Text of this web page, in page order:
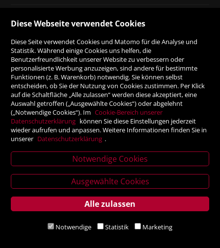
News
Service
ZAHLUNGSMÖGLICHKEITEN
Rechnung
Vorauskasse
SICHER ONLINE SHOPPEN!
6020 Innsbruck
Diese Webseite verwendet Cookies
Diese Seite verwendet Cookies und Matomo für die Analyse und
Statistik. Während einige Cookies uns helfen, die
Benutzerfreundlichkeit unserer Website zu verbessern oder
personalisierte Werbung anzuzeigen, sind andere für bestimmte
Funktionen (z. B. Warenkorb) notwendig. Sie können selbst
entscheiden, ob Sie der Nutzung von Cookies zustimmen. Per Klick
auf die Schaltfläche „Alle zulassen“ werden diese akzeptiert, eine
Auswahl getroffen („Ausgewählte Cookies“) oder abgelehnt
(„Notwendige Cookies“). Im Cookie-Bereich unserer
Datenschutzerklärung können Sie diese Einstellungen jederzeit
wieder aufrufen und anpassen. Weitere Informationen finden Sie in
unserer Datenschutzerklärung .
Notwendige Cookies
Ausgewählte Cookies
Alle zulassen
Notwendige Statistik Marketing